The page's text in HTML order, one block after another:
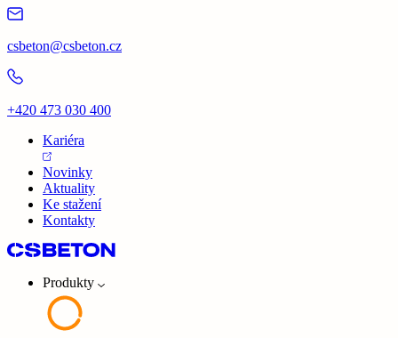
csbeton@csbeton.cz
+420 473 030 400
Kariéra
Novinky
Aktuality
Ke stažení
Kontakty
Produkty